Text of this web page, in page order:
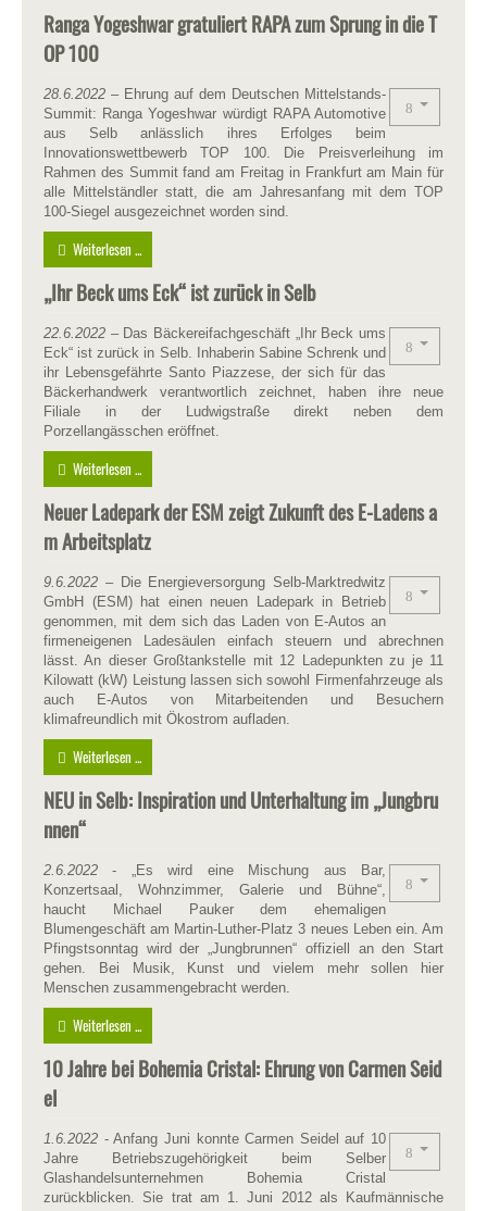
Ranga Yogeshwar gratuliert RAPA zum Sprung in die T
OP 100
28.6.2022 – Ehrung auf dem Deutschen Mittelstands-
Summit: Ranga Yogeshwar würdigt RAPA Automotive
aus Selb anlässlich ihres Erfolges beim
Innovationswettbewerb TOP 100. Die Preisverleihung im
Rahmen des Summit fand am Freitag in Frankfurt am Main für
alle Mittelständler statt, die am Jahresanfang mit dem TOP
100-Siegel ausgezeichnet worden sind.
Weiterlesen ...
„Ihr Beck ums Eck“ ist zurück in Selb
22.6.2022 – Das Bäckereifachgeschäft „Ihr Beck ums
Eck“ ist zurück in Selb. Inhaberin Sabine Schrenk und
ihr Lebensgefährte Santo Piazzese, der sich für das
Bäckerhandwerk verantwortlich zeichnet, haben ihre neue
Filiale in der Ludwigstraße direkt neben dem
Porzellangässchen eröffnet.
Weiterlesen ...
Neuer Ladepark der ESM zeigt Zukunft des E-Ladens a
m Arbeitsplatz
9. 6 .2022 – Die Energieversorgung Selb-Marktredwitz
GmbH (ESM) hat einen neuen Ladepark in Betrieb
genommen, mit dem sich das Laden von E-Autos an
firmeneigenen Ladesäulen einfach steuern und abrechnen
lässt. An dieser Großtankstelle mit 12 Ladepunkten zu je 11
Kilowatt (kW) Leistung lassen sich sowohl Firmenfahrzeuge als
auch E-Autos von Mitarbeitenden und Besuchern
klimafreundlich mit Ökostrom aufladen.
Weiterlesen ...
NEU in Selb: Inspiration und Unterhaltung im „Jungbru
nnen“
2.6.2022 - „Es wird eine Mischung aus Bar,
Konzertsaal, Wohnzimmer, Galerie und Bühne“,
haucht Michael Pauker dem ehemaligen
Blumengeschäft am Martin-Luther-Platz 3 neues Leben ein. Am
Pfingstsonntag wird der „Jungbrunnen“ offiziell an den Start
gehen. Bei Musik, Kunst und vielem mehr sollen hier
Menschen zusammengebracht werden.
Weiterlesen ...
10 Jahre bei Bohemia Cristal: Ehrung von Carmen Seid
el
1.6.2022 - Anfang Juni konnte Carmen Seidel auf 10
Jahre Betriebszugehörigkeit beim Selber
Glashandelsunternehmen Bohemia Cristal
zurückblicken. Sie trat am 1. Juni 2012 als Kaufmännische